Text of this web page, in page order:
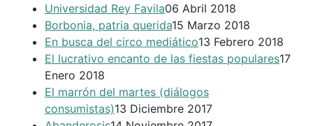
Universidad Rey Favila06 Abril 2018
Borbonia, patria querida15 Marzo 2018
En busca del circo mediático13 Febrero 2018
El lucrativo encanto de las fiestas populares17
Enero 2018
El marrón del martes (diálogos
consumistas)13 Diciembre 2017